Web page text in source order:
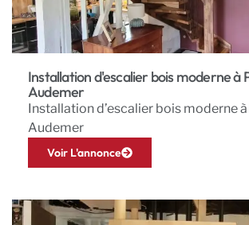
Installation d'escalier bois moderne à
Audemer
Installation d’escalier bois moderne
Audemer
Voir L'annonce